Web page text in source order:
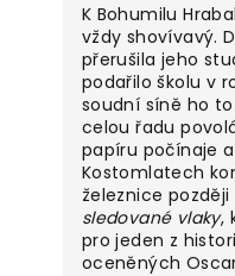
K Bohumilu
vždy shovívavý.
přerušila jeho
podařilo školu v
soudní síně ho
celou řadu
papíru počínaje
Kostomlatech
železnice
sledované vlaky,
pro jeden z
oceněných